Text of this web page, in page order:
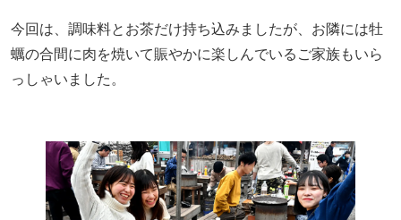
今回は、調味料とお茶だけ持ち込みましたが、お隣には牡
蠣の合間に肉を焼いて賑やかに楽しんでいるご家族もいら
っしゃいました。